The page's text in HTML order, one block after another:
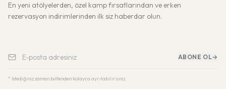
En yeni atölyelerden, özel kamp fırsatlarından ve erken
rezervasyon indirimlerinden ilk siz haberdar olun.
ABONE OL→
* İstediğiniz zaman bültenden kolayca ayrılabilirsiniz.